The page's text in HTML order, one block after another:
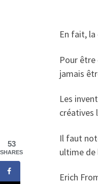
En fait,
Pour être
jamais
Les
créatives
Il faut
ultime de
Erich
53
SHARES